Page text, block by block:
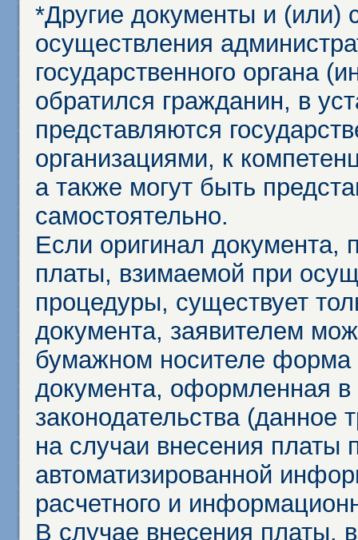
*Другие документы и (или)
осуществления
государственного органа
обратился гражданин, в
представляются
организациями, к
а также могут быть
самостоятельно.
Если оригинал документа,
платы, взимаемой при
процедуры, существует
документа, заявителем
бумажном носителе форма
документа, оформленная в
законодательства (данное
на случаи внесения платы
автоматизированной
расчетного и
В случае внесения платы,